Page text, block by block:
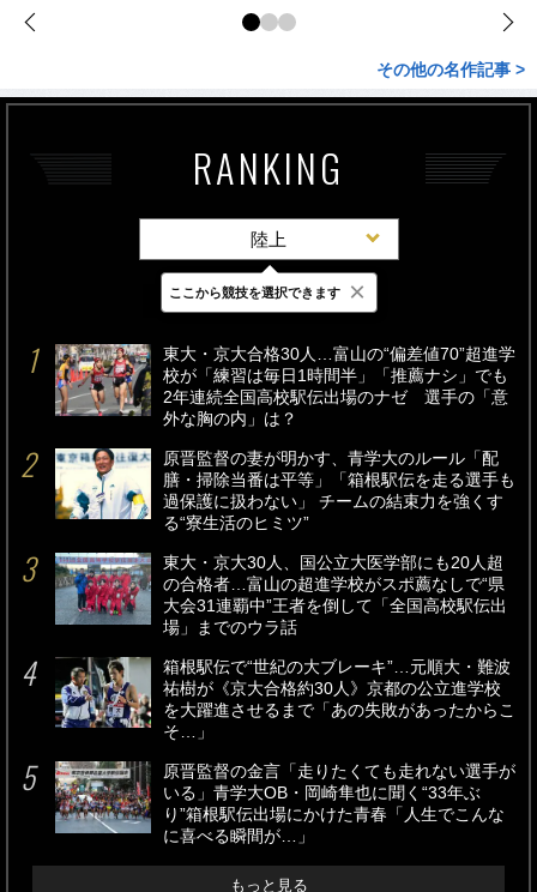
その他の名作記事 >
RANKING
陸上
最新 24時間 週間
東大・京大合格30人…富山の“偏差値70”超進学
校が「練習は毎日1時間半」「推薦ナシ」でも
2年連続全国高校駅伝出場のナゼ 選手の「意
外な胸の内」は？
原晋監督の妻が明かす、青学大のルール「配
膳・掃除当番は平等」「箱根駅伝を走る選手も
過保護に扱わない」 チームの結束力を強くす
る“寮生活のヒミツ”
東大・京大30人、国公立大医学部にも20人超
の合格者…富山の超進学校がスポ薦なしで“県
大会31連覇中”王者を倒して「全国高校駅伝出
場」までのウラ話
箱根駅伝で“世紀の大ブレーキ”…元順大・難波
祐樹が《京大合格約30人》京都の公立進学校
を大躍進させるまで「あの失敗があったからこ
そ…」
原晋監督の金言「走りたくても走れない選手が
いる」青学大OB・岡崎隼也に聞く“33年ぶ
り”箱根駅伝出場にかけた青春「人生でこんな
に喜べる瞬間が…」
もっと見る
ここから競技を選択できます ×